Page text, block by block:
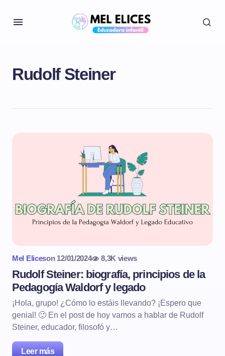
Rudolf Steiner
Mel Eliceson 12/01/2024 8,3K views
Rudolf Steiner: biografía, principios de la
Pedagogía Waldorf y legado
¡Hola, grupo! ¿Cómo lo estáis llevando? ¡Espero que
genial! 🙂 En el post de hoy vamos a hablar de Rudolf
Steiner, educador, filosofó y…
Leer más